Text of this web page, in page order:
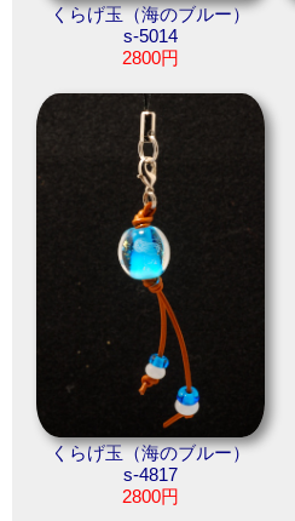
くらげ玉（海のブルー）
s-5014
2800円
くらげ玉（海のブルー）
s-4817
2800円